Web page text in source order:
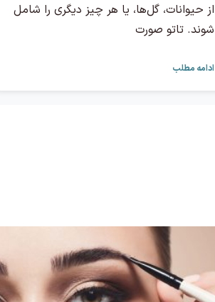
از حیوانات، گل‌ها، یا هر چیز دیگری را شامل
شوند. تاتو صورت
ادامه مطلب